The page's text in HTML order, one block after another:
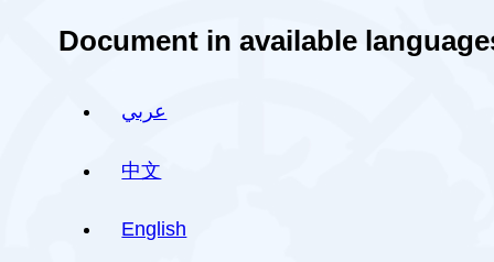
Document in available
عربي
中文
English